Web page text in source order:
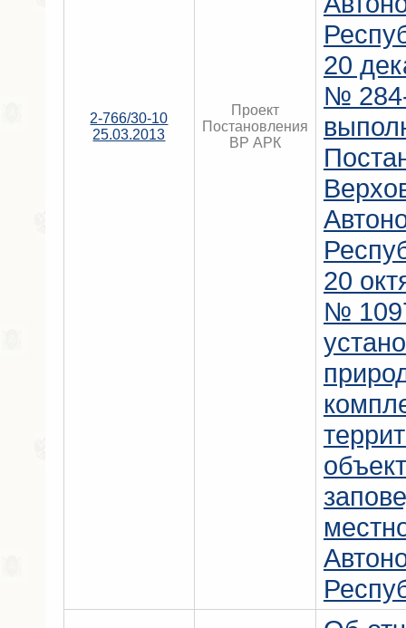
2-766/30-10
25.03.2013
Проект
Постановления
ВР АРК
20
№
20
№